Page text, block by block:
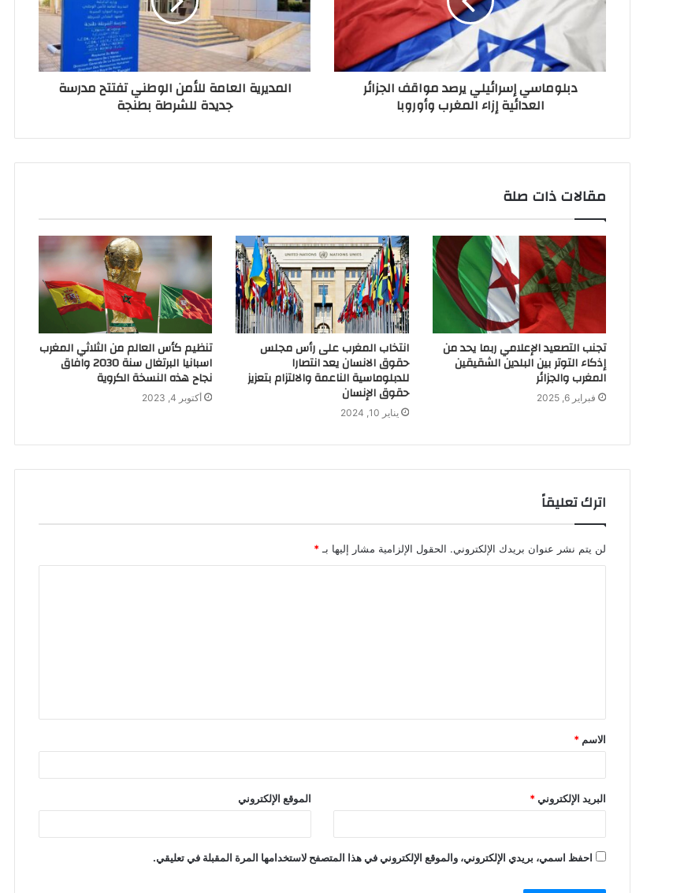
دبلوماسي إسرائيلي يرصد مواقف الجزائر
العدائية إزاء المغرب وأوروبا‬
المديرية العامة للأمن الوطني تفتتح مدرسة
جديدة للشرطة بطنجة
مقالات ذات صلة
تجنب التصعيد الإعلامي ربما يحد من
إذكاء التوتر بين البلدين الشقيقين
المغرب والجزائر
فبراير 6, 2025
انتخاب المغرب على رأس مجلس
حقوق الانسان يعد انتصارا
للدبلوماسية الناعمة والالتزام بتعزيز
حقوق الإنسان
يناير 10, 2024
تنظيم كأس العالم من الثلاثي المغرب
اسبانيا البرتغال سنة 2030 وافاق
نجاح هذه النسخة الكروية
أكتوبر 4, 2023
اترك تعليقاً
لن يتم نشر عنوان بريدك الإلكتروني. الحقول الإلزامية مشار إليها بـ*
الاسم *
البريد الإلكتروني* الموقع الإلكتروني
احفظ اسمي، بريدي الإلكتروني، والموقع الإلكتروني في هذا المتصفح لاستخدامها المرة المقبلة في تعليقي.